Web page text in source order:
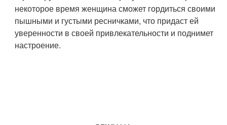
некоторое время женщина сможет гордиться своими
пышными и густыми ресничками, что придаст ей
уверенности в своей привлекательности и поднимет
настроение.